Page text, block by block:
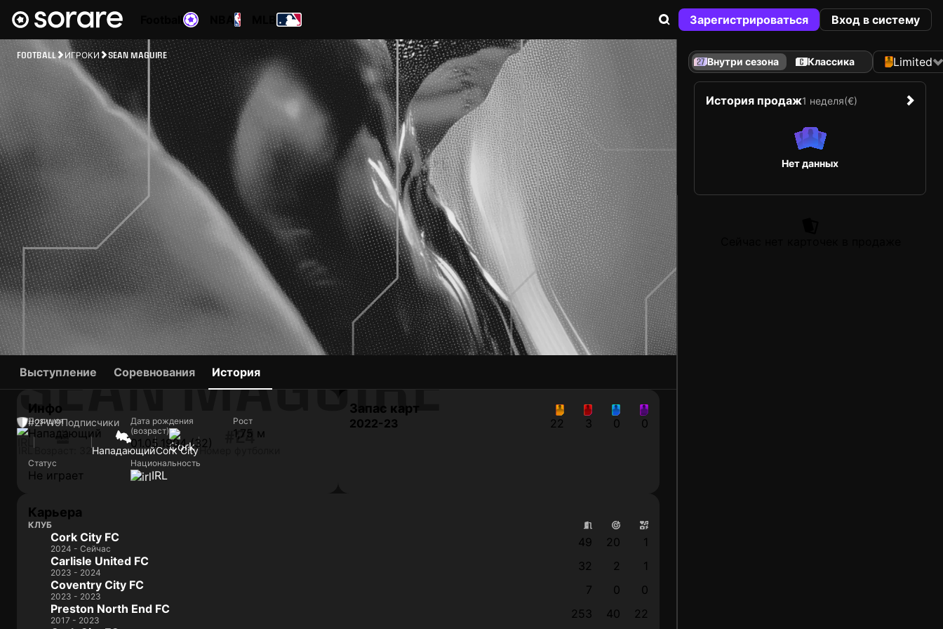
Зарегистрироваться Вход в систему
FOOTBALL ИГРОКИ SEAN MAGUIRE
SEAN MAGUIRE
#2FW9Подписчики
НападающийCork City
#24
Номер футболки
Выступление Соревнования История
Инфо
Позиция
Нападающий
Дата рождения
(возраст)
01.05.1994 (32)
Рост
1,75 м
Статус
Не играет
Национальность
IRL
Запас карт
2022-23 22 3 0 0
Карьера
КЛУБ
Cork City FC
2024 - Сейчас 49 20
1
Carlisle United FC
2023 - 2024 32 2
1
Coventry City FC
2023 - 2023 7 0
0
Preston North End FC
2017 - 2023 253 40
22
Внутри сезона Классика Limited
История продаж1 неделя(€)
Нет данных